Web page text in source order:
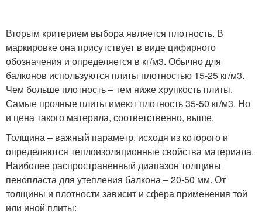
Вторым критерием выбора является плотность. В
маркировке она присутствует в виде цифирного
обозначения и определяется в кг/м3. Обычно для
балконов используются плиты плотностью 15-25 кг/м3.
Чем больше плотность – тем ниже хрупкость плиты.
Самые прочные плиты имеют плотность 35-50 кг/м3. Но
и цена такого материла, соответственно, выше.
Толщина – важный параметр, исходя из которого и
определяются теплоизоляционные свойства материала.
Наиболее распространенный диапазон толщины
пенопласта для утепления балкона – 20-50 мм. От
толщины и плотности зависит и сфера применения той
или иной плиты: